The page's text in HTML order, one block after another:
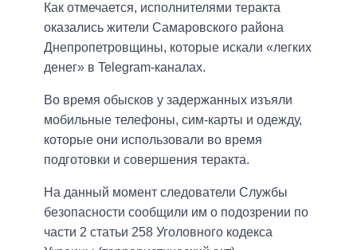
Как отмечается, исполнителями теракта
оказались жители Самаровского района
Днепропетровщины, которые искали «легких
денег» в Telegram-каналах.
Во время обысков у задержанных изъяли
мобильные телефоны, сим-карты и одежду,
которые они использовали во время
подготовки и совершения теракта.
На данный момент следователи Службы
безопасности сообщили им о подозрении по
части 2 статьи 258 Уголовного кодекса